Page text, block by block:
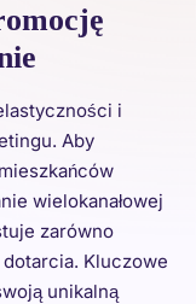
i
Aby
wielokanałowej
zarówno
Kluczowe
unikalną